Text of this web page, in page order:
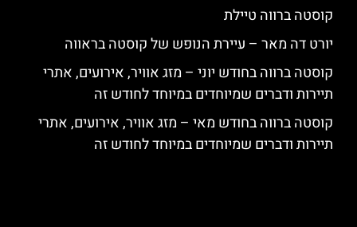
קוסטה ברווה טיילת
יורט דה מאר – עיירת הנופש של קוסטה בראווה
קוסטה ברווה בחודש יוני – מזג אוויר, אירועים, אתרי
תיירות ודברים שמיוחדים במיוחד לחודש זה
קוסטה ברווה בחודש מאי – מזג אוויר, אירועים, אתרי
תיירות ודברים שמיוחדים במיוחד לחודש זה